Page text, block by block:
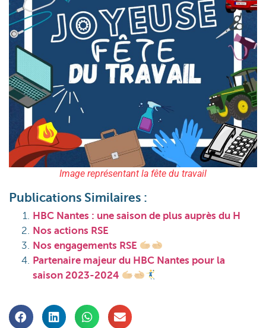
Image représentant la fête du travail
Publications Similaires :
HBC Nantes : une saison de plus auprès du H
Nos actions RSE
Nos engagements RSE
Partenaire majeur du HBC Nantes pour la
saison 2023-2024